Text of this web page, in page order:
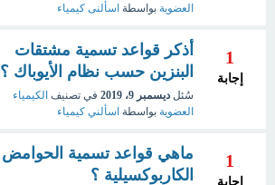
العضوية بواسطة اسألنى كيمياء
1
إجابة
أذكر قواعد تسمية مشتقات
البنزين حسب نظام الأيوباك ؟
سُئل ديسمبر 9، 2019 في تصنيف الكيمياء
العضوية بواسطة اسألني كيمياء
1
إجابة
ماهي قواعد تسمية الحوامض
الكاربوكسيلية ؟